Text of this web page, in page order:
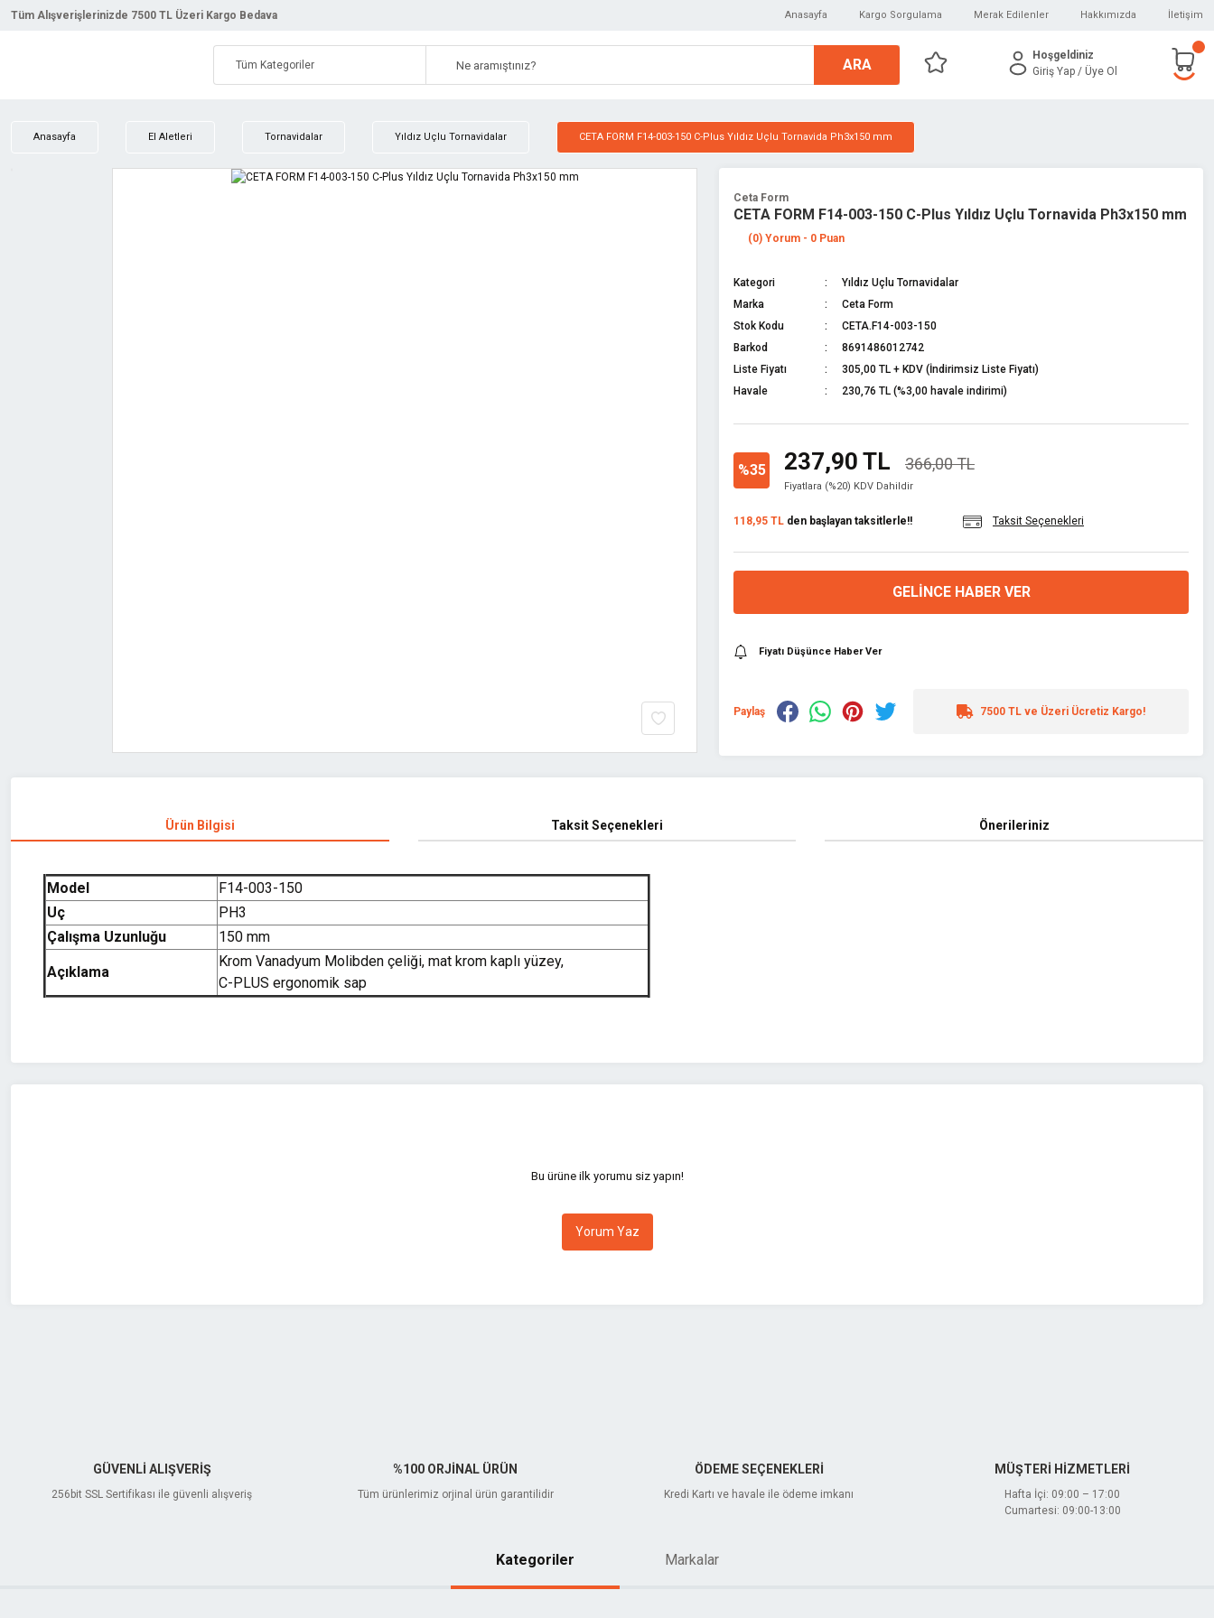
Tüm Alışverişlerinizde 7500 TL Üzeri Kargo Bedava Anasayfa Kargo Sorgulama Merak Edilenler Hakkımızda İletişim
ARA
Hoşgeldiniz
Giriş Yap / Üye Ol
Anasayfa El Aletleri Tornavidalar Yıldız Uçlu Tornavidalar CETA FORM F14-003-150 C-Plus Yıldız Uçlu Tornavida Ph3x150 mm
Ceta Form
CETA FORM F14-003-150 C-Plus Yıldız Uçlu Tornavida Ph3x150 mm
(0) Yorum - 0 Puan
Kategori
Yıldız Uçlu Tornavidalar
Marka
Ceta Form
Stok Kodu
CETA.F14-003-150
Barkod
8691486012742
Liste Fiyatı
305,00 TL + KDV (İndirimsiz Liste Fiyatı)
Havale
230,76 TL (%3,00 havale indirimi)
%35 237,90 TL 366,00 TL
Fiyatlara (%20) KDV Dahildir
118,95 TL den başlayan taksitlerle!! Taksit Seçenekleri
GELINCE HABER VER
Fiyatı Düşünce Haber Ver
Paylaş 7500 TL ve Üzeri Ücretiz Kargo!
Ürün Bilgisi Taksit Seçenekleri Önerileriniz
Model
F14-003-150
Uç
PH3
Çalışma Uzunluğu
150 mm
Açıklama
Krom Vanadyum Molibden çeliği, mat krom kaplı yüzey,
C-PLUS ergonomik sap
Görüş ve önerileriniz için teşekkür ederiz.
Bu ürüne ilk yorumu siz yapın!
Yorum Yaz
GÜVENLİ ALIŞVERİŞ
256bit SSL Sertifikası ile güvenli alışveriş
%100 ORJİNAL ÜRÜN
Tüm ürünlerimiz orjinal ürün garantilidir
ÖDEME SEÇENEKLERİ
Kredi Kartı ve havale ile ödeme imkanı
MÜŞTERİ HİZMETLERİ
Hafta İçi: 09:00 – 17:00
Cumartesi: 09:00-13:00
Kategoriler Markalar